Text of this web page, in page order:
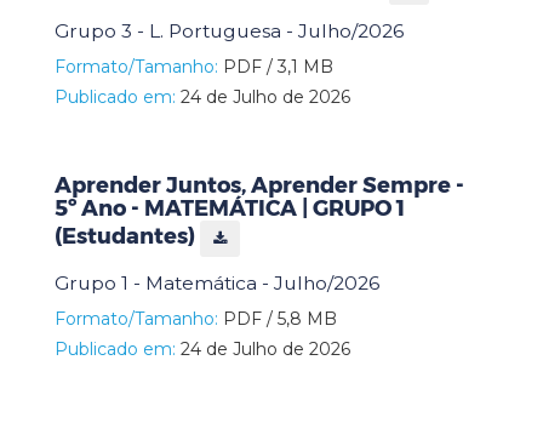
Grupo 3 - L. Portuguesa - Julho/2026
Formato/Tamanho: PDF / 3,1 MB
Publicado em: 24 de Julho de 2026
Aprender Juntos, Aprender Sempre -
5º Ano - MATEMÁTICA | GRUPO 1
(Estudantes)
Grupo 1 - Matemática - Julho/2026
Formato/Tamanho: PDF / 5,8 MB
Publicado em: 24 de Julho de 2026